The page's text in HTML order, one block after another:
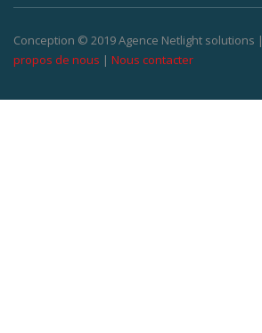
Conception © 2019 Agence Netlight solutions |
propos de nous | Nous contacter